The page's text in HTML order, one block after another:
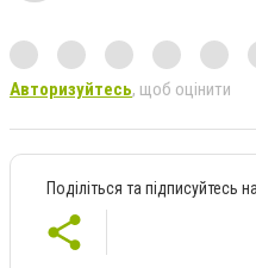
Авторизуйтесь, щоб оцінити
Поділіться та підписуйтесь